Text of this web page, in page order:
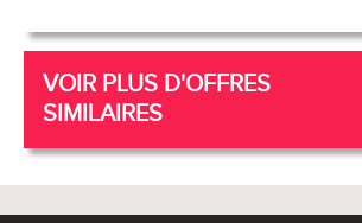
VOIR PLUS D'OFFRES
SIMILAIRES